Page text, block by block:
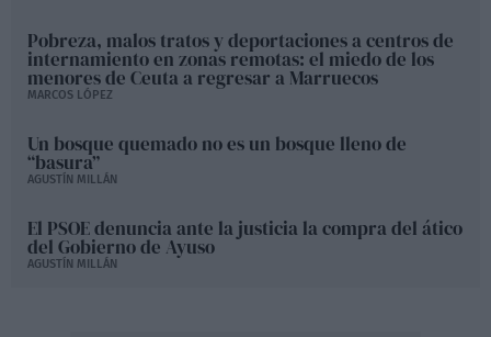
Pobreza, malos tratos y deportaciones a centros de
internamiento en zonas remotas: el miedo de los
menores de Ceuta a regresar a Marruecos
MARCOS LÓPEZ
Un bosque quemado no es un bosque lleno de
“basura”
AGUSTÍN MILLÁN
El PSOE denuncia ante la justicia la compra del ático
del Gobierno de Ayuso
AGUSTÍN MILLÁN